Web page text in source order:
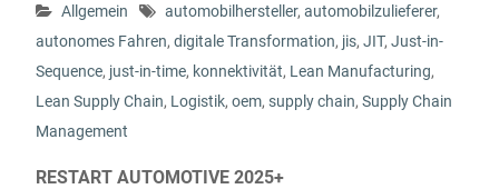
Allgemein
automobilhersteller, automobilzulieferer,
autonomes Fahren, digitale Transformation, jis, JIT, Just-in-
Sequence, just-in-time, konnektivität, Lean Manufacturing,
Lean Supply Chain, Logistik, oem, supply chain, Supply Chain
Management
RESTART AUTOMOTIVE 2025+